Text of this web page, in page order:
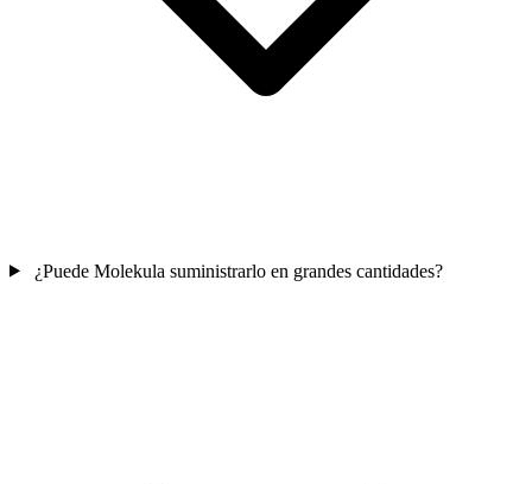
¿Puede Molekula suministrarlo en grandes cantidades?